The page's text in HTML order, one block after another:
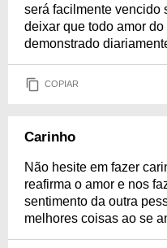
será facilmente vencido
deixar que todo amor
demonstrado
COPIAR
Carinho
Não hesite em fazer
reafirma o amor e nos
sentimento da outra
melhores coisas ao se